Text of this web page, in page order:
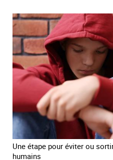
d’Ukraine
Une étape pour éviter ou
humains